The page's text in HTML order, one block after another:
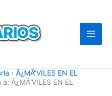
› Â¿MÃ“VILES EN EL
Â¿MÃ“VILES EN EL